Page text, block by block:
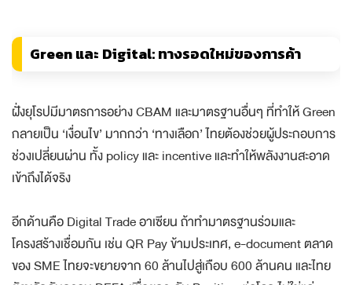
Green และ Digital: ทางรอดใหม่ของการค้า
ฝั่งยุโรปมีมาตรการอย่าง CBAM และมาตรฐานอื่นๆ ที่ทำให้ Green
กลายเป็น ‘เงื่อนไข’ มากกว่า ‘ทางเลือก’ ไทยต้องช่วยผู้ประกอบการ
ช่วงเปลี่ยนผ่าน ทั้ง policy และ incentive และทำให้พลังงานสะอาด
เข้าถึงได้จริง
อีกด้านคือ Digital Trade อาเซียน ถ้าทำมาตรฐานร่วมและ
โครงสร้างเชื่อมกัน เช่น QR Pay ข้ามประเทศ, e-document ตลาด
ของ SME ไทยจะขยายจาก 60 ล้านไปสู่เกือบ 600 ล้านคน และไทย